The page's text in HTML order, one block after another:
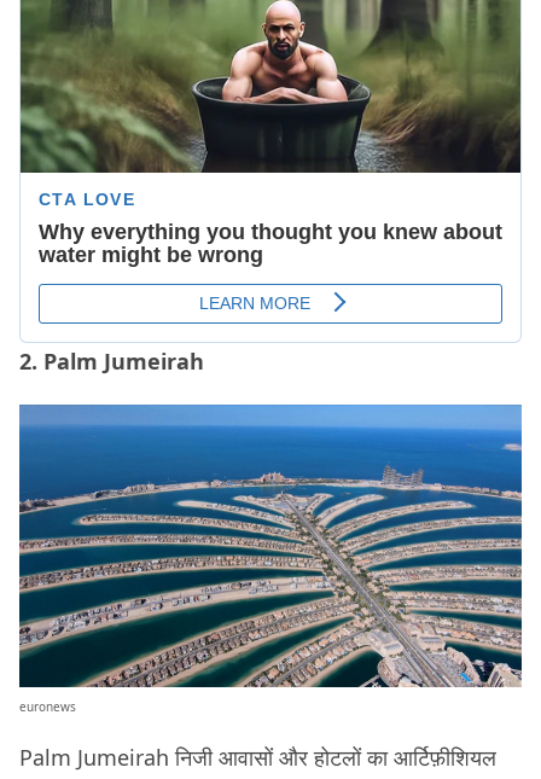
2. Palm Jumeirah
euronews
Palm Jumeirah निजी आवासों और होटलों का आर्टिफ़ीशियल